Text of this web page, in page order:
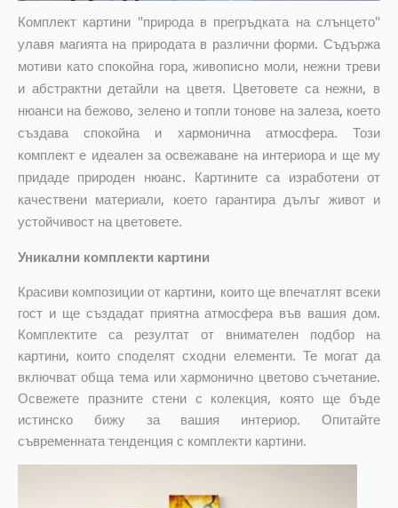
Комплект картини "природа в прегръдката на слънцето"
улавя магията на природата в различни форми. Съдържа
мотиви като спокойна гора, живописно моли, нежни треви
и абстрактни детайли на цветя. Цветовете са нежни, в
нюанси на бежово, зелено и топли тонове на залеза, което
създава спокойна и хармонична атмосфера. Този
комплект е идеален за освежаване на интериора и ще му
придаде природен нюанс. Картините са изработени от
качествени материали, което гарантира дълъг живот и
устойчивост на цветовете.
Уникални комплекти картини
Красиви композиции от картини, които ще впечатлят всеки
гост и ще създадат приятна атмосфера във вашия дом.
Комплектите са резултат от внимателен подбор на
картини, които споделят сходни елементи. Те могат да
включват обща тема или хармонично цветово съчетание.
Освежете празните стени с колекция, която ще бъде
истинско бижу за вашия интериор. Опитайте
съвременната тенденция с комплекти картини.